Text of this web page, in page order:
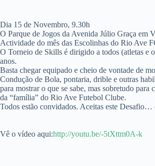
Dia 15 de Novembro, 9.30h
O Parque de Jogos da Avenida Júlio Graça em
Actividade do mês das Escolinhas do Rio Ave
O Torneio de Skills é dirigido a todos (atletas e
anos.
Basta chegar equipado e cheio de vontade de
Condução de Bola, pontaria, drible e outras
para mostrar o que se sabe, mas sobretudo para
da “família” do Rio Ave Futebol Clube.
Todos estão convidados. Aceitas este Desafio…
Vê o vídeo aqui:http://youtu.be/-5tXttm0A-k